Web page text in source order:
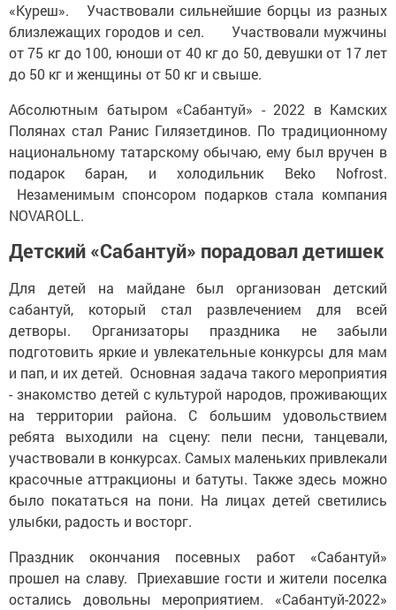
«Куреш». Участвовали сильнейшие борцы из разных
близлежащих городов и сел. Участвовали мужчины
от 75 кг до 100, юноши от 40 кг до 50, девушки от 17 лет
до 50 кг и женщины от 50 кг и свыше.
Абсолютным батыром «Сабантуй» - 2022 в Камских
Полянах стал Ранис Гилязетдинов. По традиционному
национальному татарскому обычаю, ему был вручен в
подарок баран, и холодильник Beko Nofrost.
Незаменимым спонсором подарков стала компания
NOVAROLL.
Детский «Сабантуй» порадовал детишек
Для детей на майдане был организован детский
сабантуй, который стал развлечением для всей
детворы. Организаторы праздника не забыли
подготовить яркие и увлекательные конкурсы для мам
и пап, и их детей. Основная задача такого мероприятия
- знакомство детей с культурой народов, проживающих
на территории района. С большим удовольствием
ребята выходили на сцену: пели песни, танцевали,
участвовали в конкурсах. Самых маленьких привлекали
красочные аттракционы и батуты. Также здесь можно
было покататься на пони. На лицах детей светились
улыбки, радость и восторг.
Праздник окончания посевных работ «Сабантуй»
прошел на славу. Приехавшие гости и жители поселка
остались довольны мероприятием. «Сабантуй-2022»